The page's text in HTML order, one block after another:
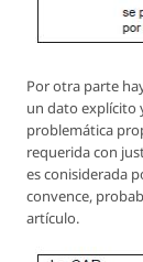
Por otra parte
un dato explícito
problemática
requerida con
es conisiderada
convence,
artículo.